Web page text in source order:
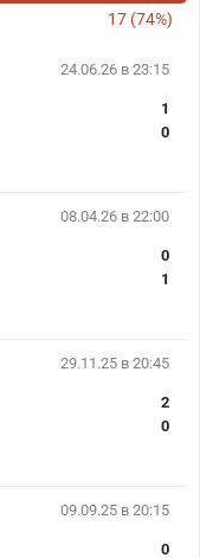
17 (74%)
24.06.26 в 23:15
1
0
08.04.26 в 22:00
0
1
29.11.25 в 20:45
2
0
09.09.25 в 20:15
0